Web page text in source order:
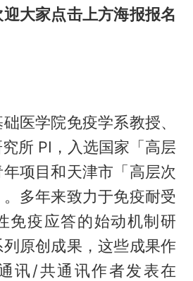
大家点击上方海报报名
医学院免疫学系教授、
所 PI，入选国家「高层
项目和天津市「高层次
多年来致力于免疫耐受
免疫应答的始动机制研
原创成果，这些成果作
讯/共通讯作者发表在